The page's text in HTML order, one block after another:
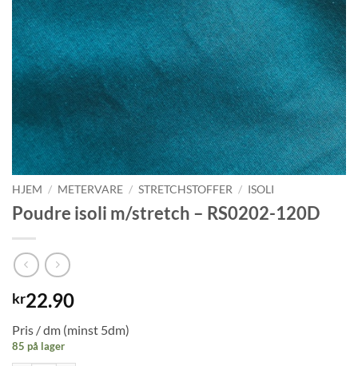
HJEM / METERVARE / STRETCHSTOFFER / ISOLI
Poudre isoli m/stretch – RS0202-120D
kr22.90
Pris / dm (minst 5dm)
85 på lager